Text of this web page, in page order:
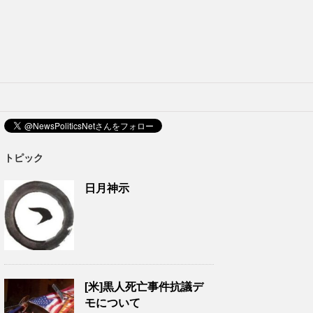
トピック
日月神示
[米]黒人死亡事件抗議デ
モについて